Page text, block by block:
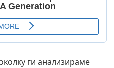
ги анализираме